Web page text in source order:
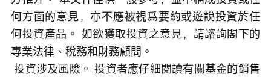
何方面的意見，亦不應被視爲要約或遊說投資於任
何投資產品。 如欲獲取投資之意見，請諮詢閣下的
專業法律、稅務和財務顧問。
投資涉及風險。 投資者應仔細閱讀有關基金的銷售